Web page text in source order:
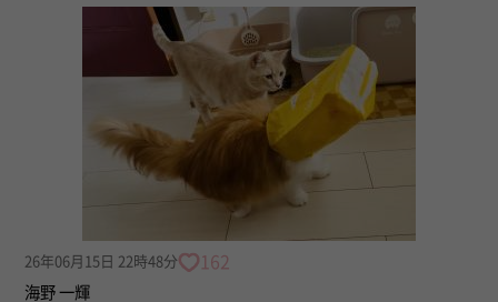
26年06月15日 22時48分 162
海野 一輝